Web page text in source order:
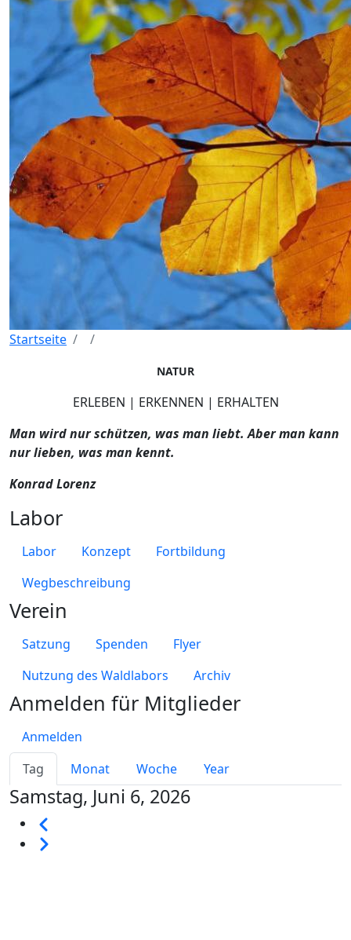
Startseite
Primary tabs
Tag Monat Woche Year
Samstag, Juni 6, 2026
Seitennummerierung
Weiter
NATUR
ERLEBEN | ERKENNEN | ERHALTEN
Man wird nur schützen, was man liebt. Aber man kann
nur lieben, was man kennt.
Konrad Lorenz
Labor
Labor Konzept
Fortbildung
Wegbeschreibung
Verein
Satzung Spenden
Flyer
Nutzung des Waldlabors
Archiv
Anmelden für Mitglieder
Anmelden